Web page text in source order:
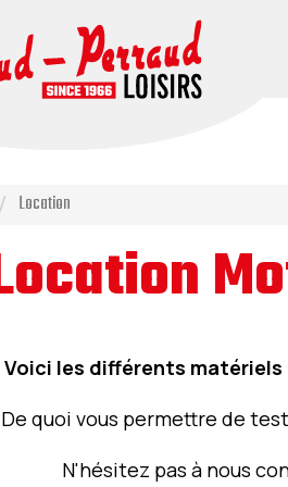
Location
Voici les différents
De quoi vous permettre de
N'hésitez pas à nous